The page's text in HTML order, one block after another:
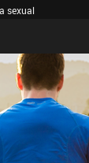
sexual